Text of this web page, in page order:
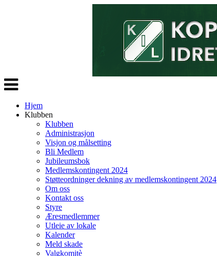
Veksle
navigasjon
Hjem
Klubben
Klubben
Administrasjon
Visjon og målsetting
Bli Medlem
Jubileumsbok
Medlemskontingent 2024
Støtteordninger dekning av medlemskontingent 2024
Om oss
Kontakt oss
Styre
Æresmedlemmer
Utleie av lokale
Kalender
Meld skade
Valgkomitè